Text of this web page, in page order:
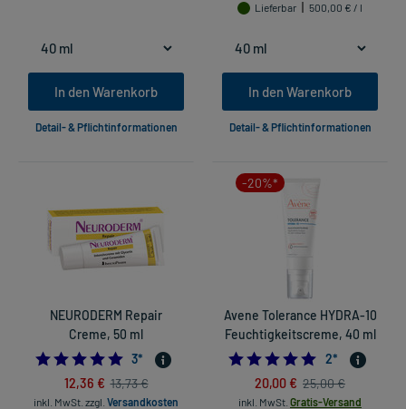
In den Warenkorb
Detail- & Pflichtinformationen
Lieferbar
500,00 € / l
In den Warenkorb
Detail- & Pflichtinformationen
NEURODERM Repair
Creme, 50 ml
5.0
3*
12,36 € 13,73 €
inkl. MwSt. zzgl. Versandkosten
-20%*
Avene Tolerance HYDRA-10
Feuchtigkeitscreme, 40 ml
5.0
2*
20,00 € 25,00 €
inkl. MwSt. Gratis-Versand